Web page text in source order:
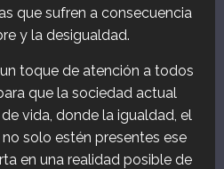
que sufren a consecuencia
y la desigualdad.
toque de atención a todos
que la sociedad actual
vida, donde la igualdad, el
solo estén presentes ese
en una realidad posible de